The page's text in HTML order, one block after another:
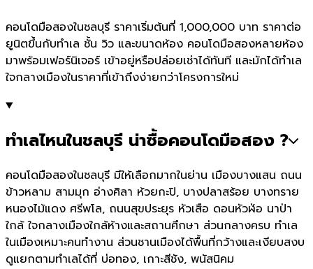
คอนโดมือสองในชลบุรี ราคาเริ่มต้นที่ 1,000,000 บาท ราคาต่อ
ยูนิตขึ้นกับทำเล ชั้น วิว และขนาดห้อง คอนโดมือสองหลายห้อง
มาพร้อมเฟอร์นิเจอร์ เข้าอยู่หรือปล่อยเช่าได้ทันที และมักได้ทำเล
ใจกลางเมืองในราคาที่เข้าถึงง่ายกว่าโครงการใหม่
ทำเลไหนในชลบุรี น่าซื้อคอนโดมือสอง ?
คอนโดมือสองในชลบุรี มีให้เลือกมากในย่าน เมืองบางแสน ถนน
ข้าวหลาม สามมุก อ่างศิลา ห้วยกะปิ, บางปลาสร้อย บางทราย
หนองไม้แดง ศรีพโล, ถนนสุขประยุร หัวเสือ ดอนหัวฬ่อ นาป่า
ใกล้ ใจกลางเมืองใกล้ห้างและสถานศึกษา ส่วนกลางครบ ทำเล
ในเมืองเหมาะคนทำงาน ส่วนชานเมืองได้พื้นที่กว้างและเงียบสงบ
ดูแยกตามทำเลได้ที่ บ่อทอง, เกาะสีชัง, พนัสนิคม